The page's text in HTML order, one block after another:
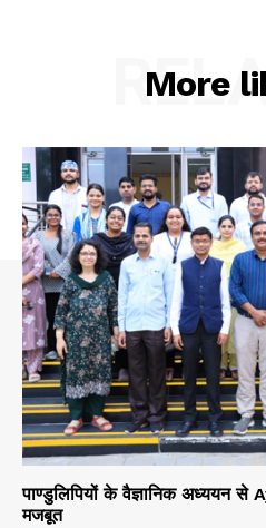
More
पाण्डुलिपियों के वैज्ञानिक अध्ययन से
मजबूत